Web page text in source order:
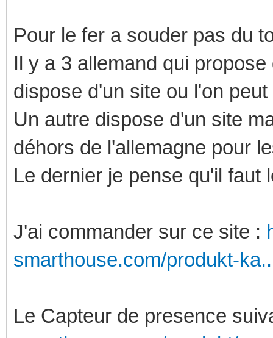
Pour le fer a souder pas du
Il y a 3 allemand qui
dispose d'un site ou l'on
Un autre dispose d'un site
déhors de l'allemagne pour
Le dernier je pense qu'il faut
J'ai commander sur ce site :
smarthouse.com/produkt-
Le Capteur de presence